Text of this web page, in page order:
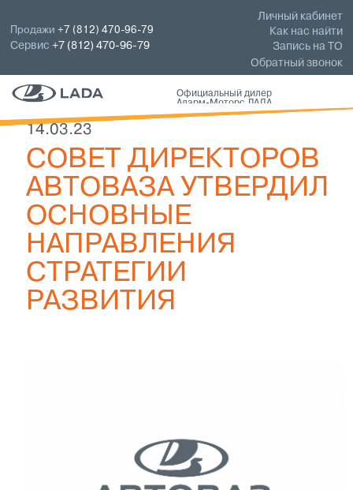
Личный кабинет
Как нас найти
Запись на ТО
Обратный звонок
Продажи+7 (812) 470-96-79
Сервис+7 (812) 470-96-79
Официальный дилер
Аларм-Моторс ЛАДА
14.03.23
СОВЕТ ДИРЕКТОРОВ
АВТОВАЗА УТВЕРДИЛ
ОСНОВНЫЕ
НАПРАВЛЕНИЯ
СТРАТЕГИИ
РАЗВИТИЯ